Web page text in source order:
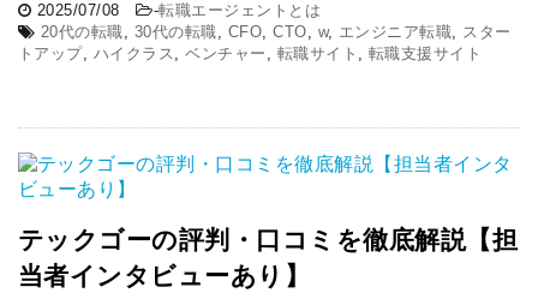
2025/07/08 -転職エージェントとは
20代の転職, 30代の転職, CFO,CTO, w, エンジニア転職, スター
トアップ, ハイクラス ,ベンチャー , 転職サイト ,転職支援サイト
テックゴーの評判・口コミを徹底解説【担
当者インタビューあり】